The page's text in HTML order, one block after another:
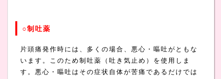
○制吐薬
片頭痛発作時には、多くの場合、悪心・嘔吐がともな
います。このため制吐薬（吐き気止め）を使用しま
す。悪心・嘔吐はその症状自体が苦痛であるだけでは